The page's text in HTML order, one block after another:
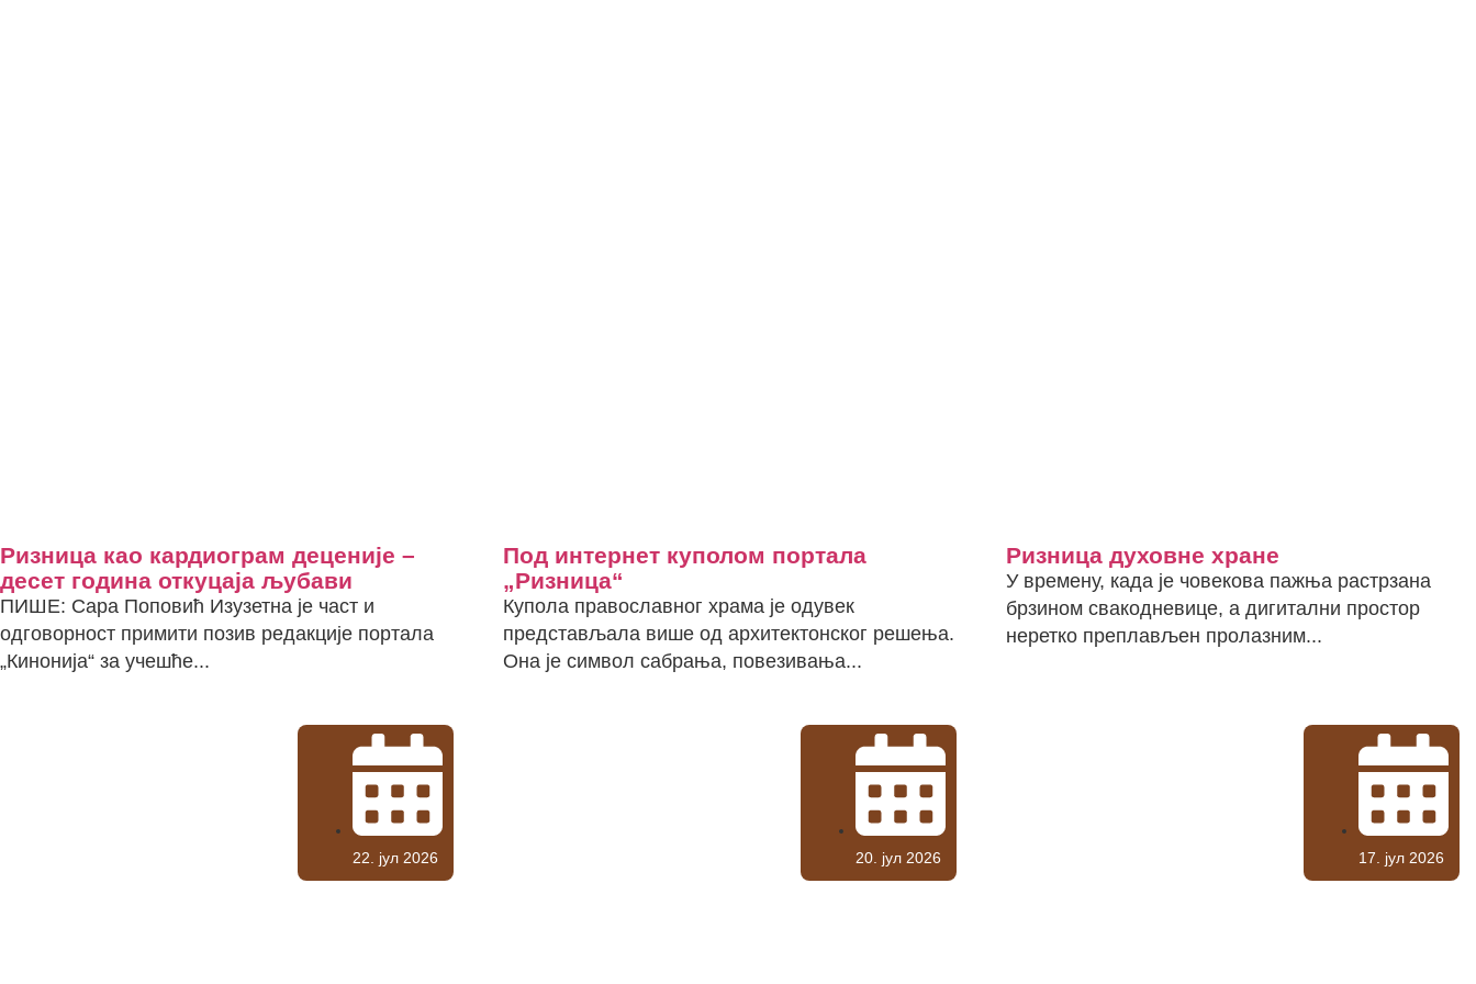
Ризница као кардиограм деценије –
десет година откуцаја љубави
ПИШЕ: Сара Поповић Изузетна је част и
одговорност примити позив редакције портала
„Кинонија“ за учешће...
Под интернет куполом портала
„Ризница“
Купола православног храма је одувек
представљала више од архитектонског решења.
Она је символ сабрања, повезивања...
Ризница духовне хране
У времену, када је човекова пажња растрзана
брзином свакодневице, а дигитални простор
неретко преплављен пролазним...
22. јул 2026 20. јул 2026 17. јул 2026